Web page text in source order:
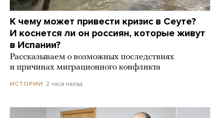
К чему может привести кризис в Сеуте?
И коснется ли он россиян, которые живут
в Испании?
Рассказываем о возможных последствиях
и причинах миграционного конфликта
ИСТОРИИ 2 часа назад